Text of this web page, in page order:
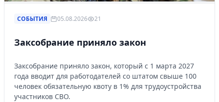
СОБЫТИЯ 05.08.2026 21
Заксобрание приняло закон
Заксобрание приняло закон, который с 1 марта 2027
года вводит для работодателей со штатом свыше 100
человек обязательную квоту в 1% для трудоустройства
участников СВО.